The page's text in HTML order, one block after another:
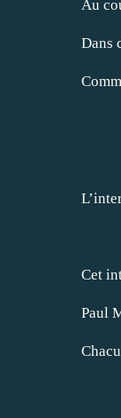
Au
Dans
Cet
Paul